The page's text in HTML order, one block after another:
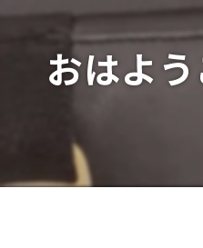
おはよ